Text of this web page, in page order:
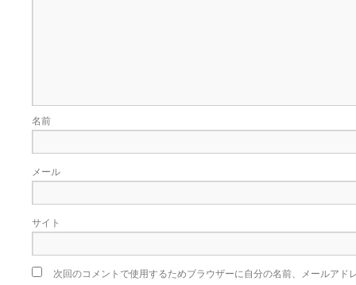
名前
メール
サイト
次回のコメントで使用するためブラウザーに自分の名前、メールアド